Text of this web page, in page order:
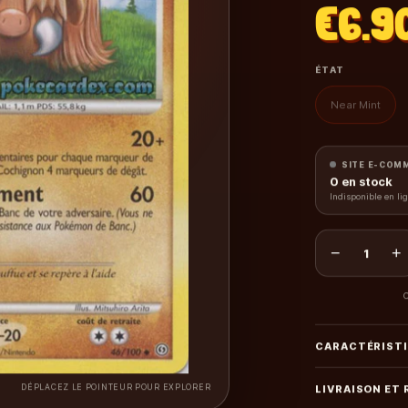
DÉPLACEZ LE POINTEUR POUR EXPLORER
ÉTAT
Near Mint
SITE E-
0 en stock
Indisponible en
− 1 +
LIVRAISON ET